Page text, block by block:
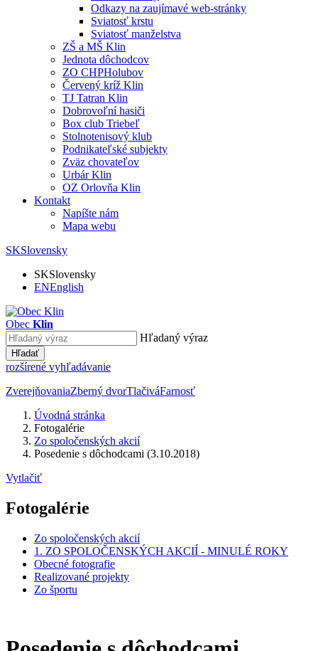
Odkazy na zaujímavé web-stránky
Sviatosť krstu
Sviatosť manželstva
ZŠ a MŠ Klin
Jednota dôchodcov
ZO CHPHolubov
Červený kríž Klin
TJ Tatran Klin
Dobrovoľní hasiči
Box club Triebeľ
Stolnotenisový klub
Podnikateľské subjekty
Zväz chovateľov
Urbár Klin
OZ Orlovňa Klin
Kontakt
Napíšte nám
Mapa webu
SKSlovensky
SKSlovensky
ENEnglish
Obec Klin
Hľadaný výraz
Hľadať
rozšírené vyhľadávanie
ZverejňovaniaZberný dvorTlačiváFarnosť
Úvodná stránka
Fotogalérie
Zo spoločenských akcií
Posedenie s dôchodcami (3.10.2018)
Vytlačiť
Fotogalérie
Zo spoločenských akcií
1. ZO SPOLOČENSKÝCH AKCIÍ - MINULÉ ROKY
Obecné fotografie
Realizované projekty
Zo športu